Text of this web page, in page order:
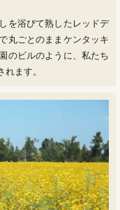
を浴びて熟したレッドデ
丸ごとのままケンタッキ
のビルのように、私たち
ます。